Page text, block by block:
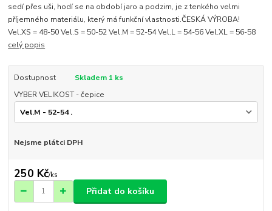
sedí přes uši, hodí se na období jaro a podzim, je z tenkého velmi
příjemného materiálu, který má funkční vlastnosti.ČESKÁ VÝROBA!
Vel.XS = 48-50 Vel.S = 50-52 Vel.M = 52-54 Vel.L = 54-56 Vel.XL = 56-58
celý popis
Dostupnost
Skladem 1 ks
VYBER VELIKOST - čepice
Nejsme plátci DPH
250 Kč/ks
Přidat do košíku